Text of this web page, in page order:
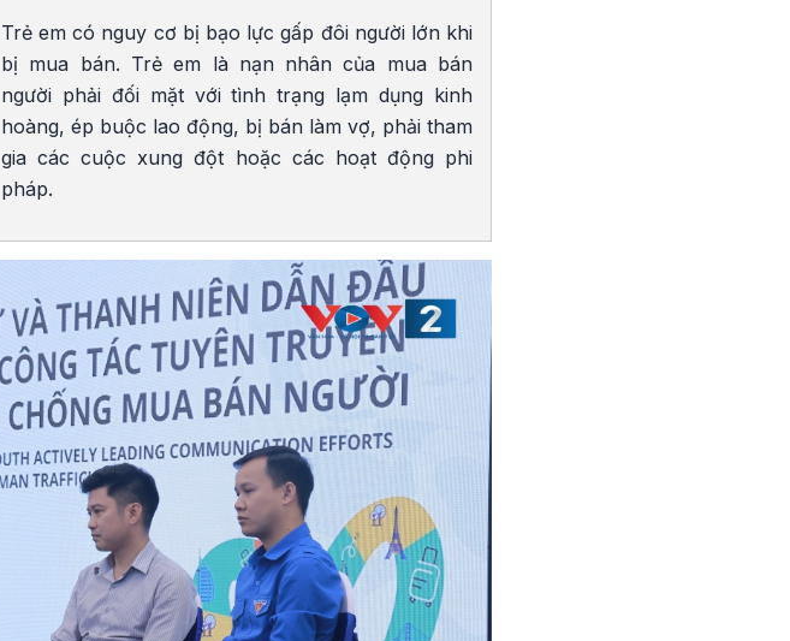
Trẻ em có nguy cơ bị bạo lực gấp đôi người lớn khi
bị mua bán. Trẻ em là nạn nhân của mua bán
người phải đối mặt với tình trạng lạm dụng kinh
hoàng, ép buộc lao động, bị bán làm vợ, phải tham
gia các cuộc xung đột hoặc các hoạt động phi
pháp.